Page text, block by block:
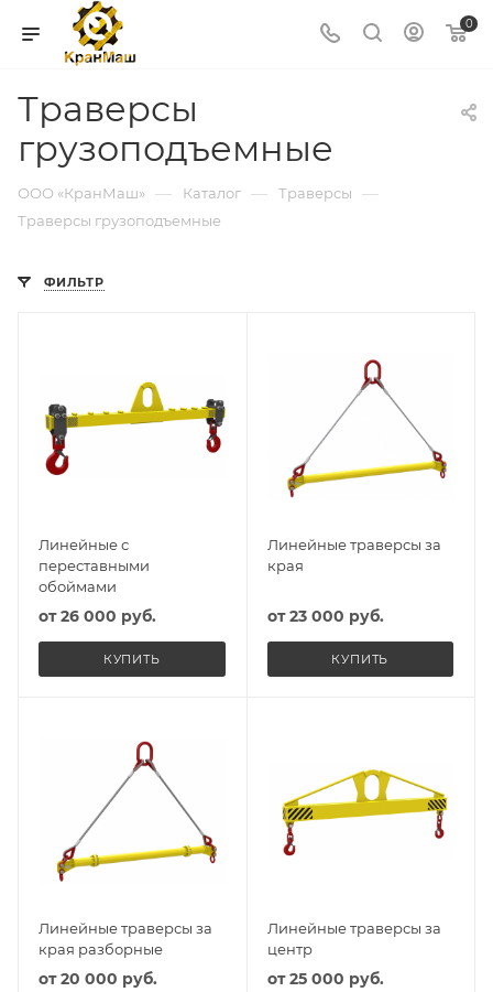
0
Траверсы
грузоподъемные
ООО «КранМаш» — Каталог — Траверсы —
Траверсы грузоподъемные
ФИЛЬТР
Линейные с
переставными
обоймами
от26 000 руб.
КУПИТЬ
Линейные траверсы за
края
от23 000 руб.
КУПИТЬ
Линейные траверсы за
края разборные
от20 000 руб.
Линейные траверсы за
центр
от25 000 руб.